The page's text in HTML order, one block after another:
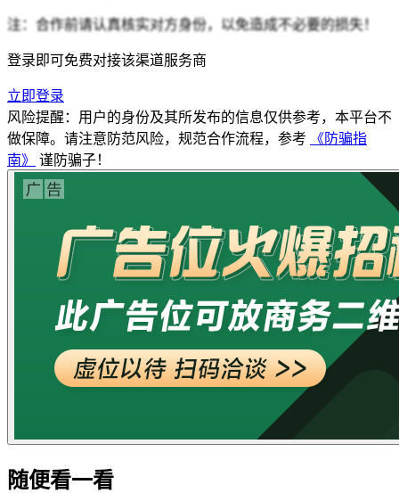
注：合作前请认真核实对方身份，以免造成不必要的损失！
登录即可免费对接该渠道服务商
立即登录
风险提醒：用户的身份及其所发布的信息仅供参考，本平台不
做保障。请注意防范风险，规范合作流程，参考
《防骗指
南》
谨防骗子！
随便看一看